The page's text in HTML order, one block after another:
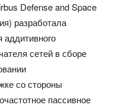
Defense and Space
разработала
сетей в сборе
со стороны
пассивное